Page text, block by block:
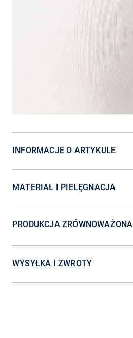
INFORMACJE O ARTYKULE
MATERIAŁ I PIELĘGNACJA
PRODUKCJA ZRÓWNOWAŻONA
WYSYŁKA I ZWROTY